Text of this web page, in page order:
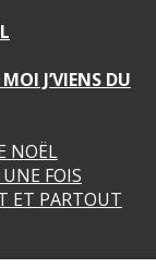
J’VIENS DU
NOËL
FOIS
ET PARTOUT